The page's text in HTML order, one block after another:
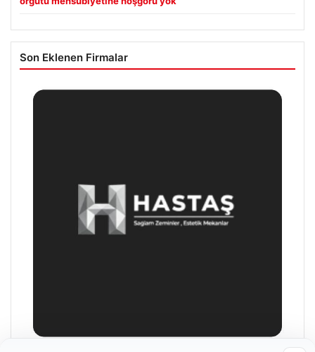
Son Eklenen Firmalar